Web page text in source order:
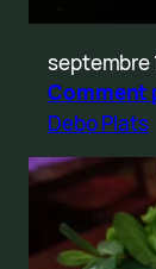
septembre
Comment
Debo Plats